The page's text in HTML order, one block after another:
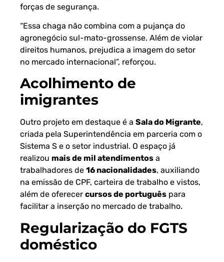
forças de segurança.
“Essa chaga não combina com a pujança do
agronegócio sul-mato-grossense. Além de violar
direitos humanos, prejudica a imagem do setor
no mercado internacional”, reforçou.
Acolhimento de
imigrantes
Outro projeto em destaque é a Sala do Migrante,
criada pela Superintendência em parceria com o
Sistema S e o setor industrial. O espaço já
realizou mais de mil atendimentos a
trabalhadores de 16 nacionalidades, auxiliando
na emissão de CPF, carteira de trabalho e vistos,
além de oferecer cursos de português para
facilitar a inserção no mercado de trabalho.
Regularização do FGTS
doméstico